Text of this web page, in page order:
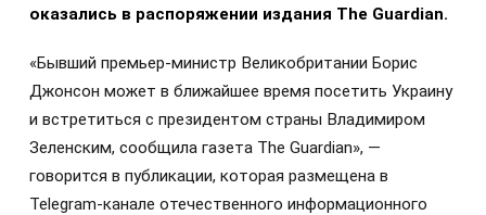
оказались в распоряжении издания The Guardian.
«Бывший премьер-министр Великобритании Борис
Джонсон может в ближайшее время посетить Украину
и встретиться с президентом страны Владимиром
Зеленским, сообщила газета The Guardian», —
говорится в публикации, которая размещена в
Telegram-канале отечественного информационного